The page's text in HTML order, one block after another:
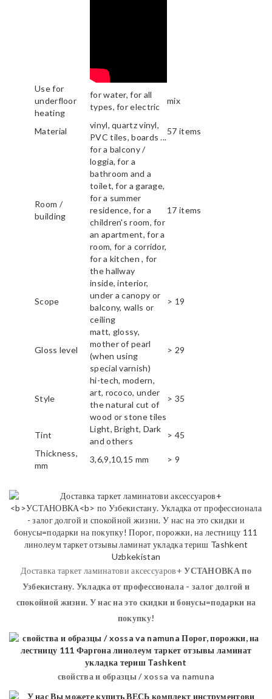
Use for
underfloor
heating
for water, for all
types, for electric
mix
Material
vinyl, quartz vinyl,
PVC tiles, boards ...
57 items
Room /
building
for a balcony /
loggia, for a
bathroom and a
toilet, for a garage,
for a summer
residence, for a
children's room, for
an apartment, for a
room, for a corridor,
for a kitchen , for
the hallway
17 items
Scope
inside, interior,
under a canopy or
balcony, walls or
ceiling
> 19
Gloss level
matt, glossy,
mother of pearl
(when using
special varnish)
> 29
Style
hi-tech, modern,
art, rococo, under
the natural cut of
wood or stone tiles
> 35
Tint
Light, Bright, Dark
and others
> 45
Thickness,
mm
3,6,9,10,15 mm > 9
Доставка таркет ламинатови аксессуаров+УСТАНОВКАпо
Узбекистану. Укладка от профессионала - залог долгой и
спокойной жизни. У нас на это скидки и бонусы=подарки на
покупку!
свойства и образцы / xossa va namuna